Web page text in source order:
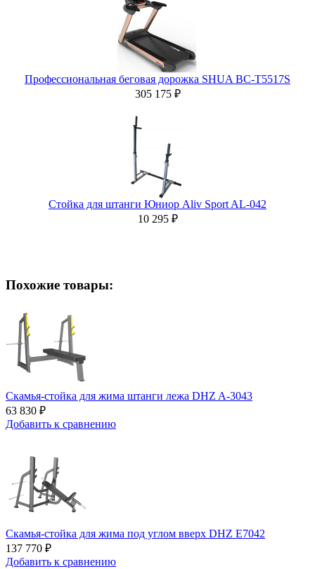
Профессиональная беговая дорожка SHUA BC-T5517S
305 175 ₽
Стойка для штанги Юниор Aliv Sport AL-042
10 295 ₽
Похожие товары:
Скамья-стойка для жима штанги лежа DHZ A-3043
63 830 ₽
Добавить к сравнению
Скамья-стойка для жима под углом вверх DHZ E7042
137 770 ₽
Добавить к сравнению